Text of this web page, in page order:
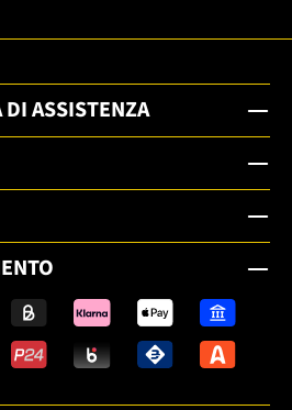
ASSISTENZA